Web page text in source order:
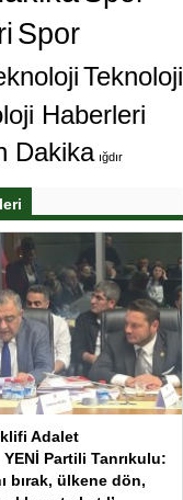
Spor
Teknoloji
Haberleri
Dakika ığdır
Adalet
Partili Tanrıkulu:
bırak, ülkene dön,